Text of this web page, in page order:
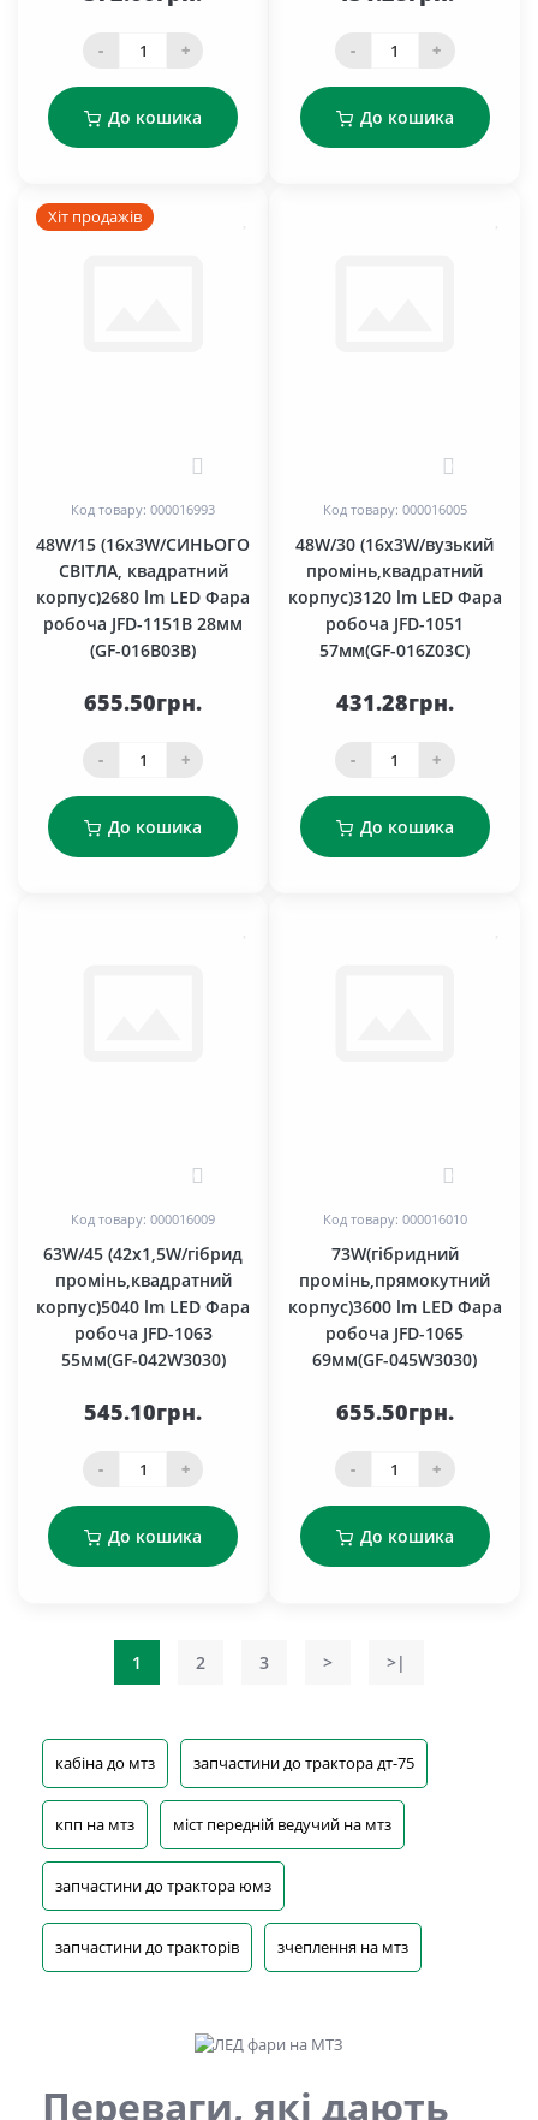
- +
До кошика
- +
До кошика
Хіт продажів
1
Код товару: 000016993
48W/15 (16x3W/СИНЬОГО
СВІТЛА, квадратний
корпус)2680 lm LED Фара
робоча JFD-1151В 28мм
(GF-016В03В)
655.50грн.
- +
До кошика
0
Код товару: 000016005
48W/30 (16x3W/вузький
промінь,квадратний
корпус)3120 lm LED Фара
робоча JFD-1051
57мм(GF-016Z03С)
431.28грн.
- +
До кошика
0
Код товару: 000016009
63W/45 (42x1,5W/гібрид
промінь,квадратний
корпус)5040 lm LED Фара
робоча JFD-1063
55мм(GF-042W3030)
545.10грн.
- +
До кошика
0
Код товару: 000016010
73W(гібридний
промінь,прямокутний
корпус)3600 lm LED Фара
робоча JFD-1065
69мм(GF-045W3030)
655.50грн.
- +
До кошика
1 2 3 > >|
кабіна до мтз запчастини до трактора дт-75
кпп на мтз міст передній ведучий на мтз
запчастини до трактора юмз
запчастини до тракторів зчеплення на мтз
Переваги, які дають